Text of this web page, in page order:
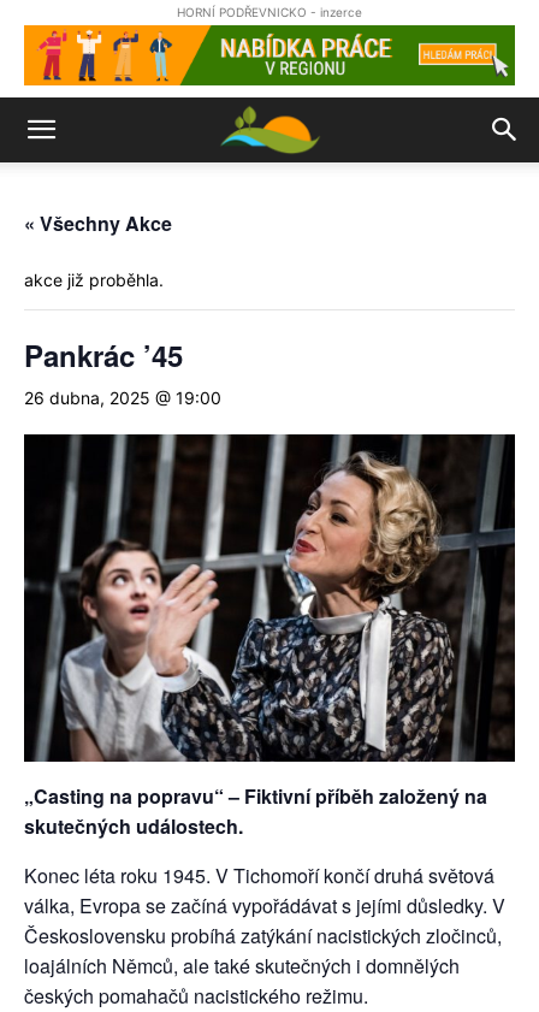
HORNÍ PODŘEVNICKO - inzerce
« Všechny Akce
akce již proběhla.
Pankrác ’45
26 dubna, 2025 @ 19:00
„Casting na popravu“ – Fiktivní příběh založený na
skutečných událostech.
Konec léta roku 1945. V Tichomoří končí druhá světová
válka, Evropa se začíná vypořádávat s jejími důsledky. V
Československu probíhá zatýkání nacistických zločinců,
loajálních Němců, ale také skutečných i domnělých
českých pomahačů nacistického režimu.